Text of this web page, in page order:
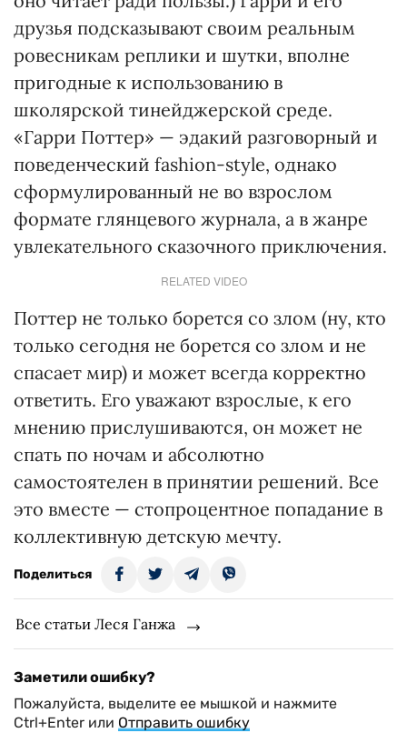
друзья подсказывают своим реальным
ровесникам реплики и шутки, вполне
пригодные к использованию в
школярской тинейджерской среде.
«Гарри Поттер» — эдакий разговорный и
поведенческий fashion-style, однако
сформулированный не во взрослом
формате глянцевого журнала, а в жанре
увлекательного сказочного приключения.
RELATED VIDEO
Поттер не только борется со злом (ну, кто
только сегодня не борется со злом и не
спасает мир) и может всегда корректно
ответить. Его уважают взрослые, к его
мнению прислушиваются, он может не
спать по ночам и абсолютно
самостоятелен в принятии решений. Все
это вместе — стопроцентное попадание в
коллективную детскую мечту.
Поделиться
Все статьи Леся Ганжа
Заметили ошибку?
Пожалуйста, выделите ее мышкой и нажмите
Ctrl+Enter или Отправить ошибку